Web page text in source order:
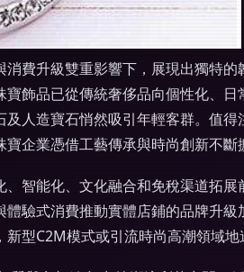
費升級雙重影響下，展現出獨特
飾品已從傳統奢侈品向個性化、
人造寶石悄然吸引年輕客群。值
企業憑借工藝傳承與時尚創新不斷
智能化、文化融合和免稅渠道拓
驗式消費推動實體店鋪的品牌升
型C2M模式或引流時尚高潮領域地